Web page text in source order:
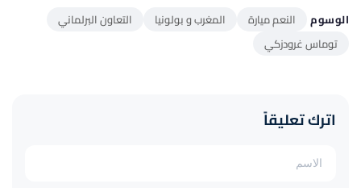
الوسوم النعم ميارة المغرب و بولونيا
التعاون البرلماني
توماس غرودزكي
اترك تعليقاً